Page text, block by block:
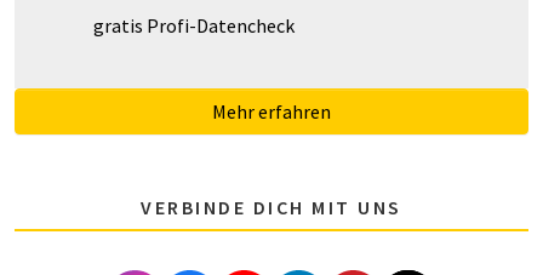
gratis Profi-Datencheck
Mehr erfahren
VERBINDE DICH MIT UNS